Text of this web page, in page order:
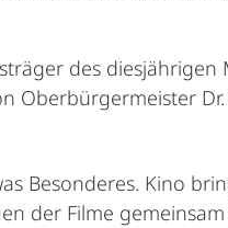
des
Oberbürgermeister
Besonderes. Kino
der Filme